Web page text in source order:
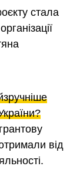
стала
від